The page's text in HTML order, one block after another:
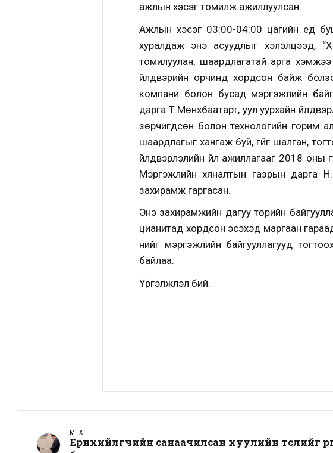
ажлын хэсэг томилж ажиллуулсан.
Ажлын хэсэг 03:00-04:00 цагийн үед
хуралдаж энэ асуудлыг хэлэлцээд,
томилуулан, шаардлагатай арга
үйлдвэрийн орчинд хордсон байж
компани болон бусад мэргэжлийн
дарга Т.Мөнхбаатарт, уул уурхайн
зөрчигдсөн болон технологийн горим
шаардлагыг хангаж буй, үгүйг шалган,
үйлдвэрлэлийн үйл ажиллагааг 2018
Мэргэжлийн хяналтын газрын дарга
захирамж гаргасан.
Энэ захирамжийн дагуу төрийн
цианитад хордсон эсэхэд маргаан
үүнийг мэргэжлийн байгууллагууд
байлаа.
Үргэлжлэл бий.
ӨМНӨХ
Ерөнхийлөгчийн санаачилсан хуулийн төслийг